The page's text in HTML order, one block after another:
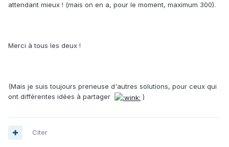
attendant mieux ! (mais on en a, pour le moment, maximum 300).
Merci à tous les deux !
(Mais je suis toujours preneuse d'autres solutions, pour ceux qui
ont différentes idées à partager
)
Citer